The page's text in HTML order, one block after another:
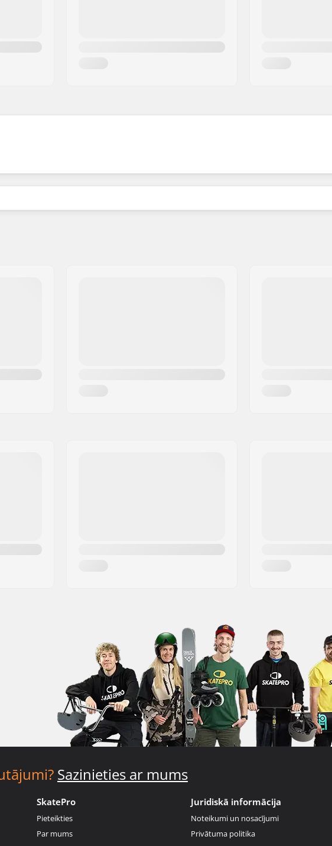
Sazinieties ar mums
SkatePro
Pieteikties
Par mums
Juridiskā informācija
Noteikumi un nosacījumi
Privātuma politika